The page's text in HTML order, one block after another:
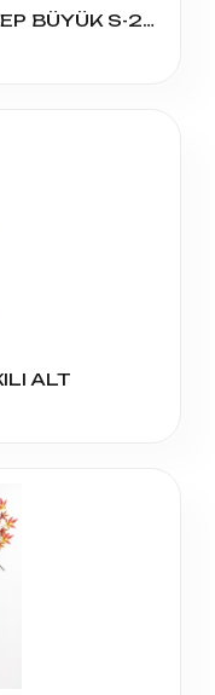
POLAT ERKEK KOMANDO CEP BÜYÜK S-2XL
ALT